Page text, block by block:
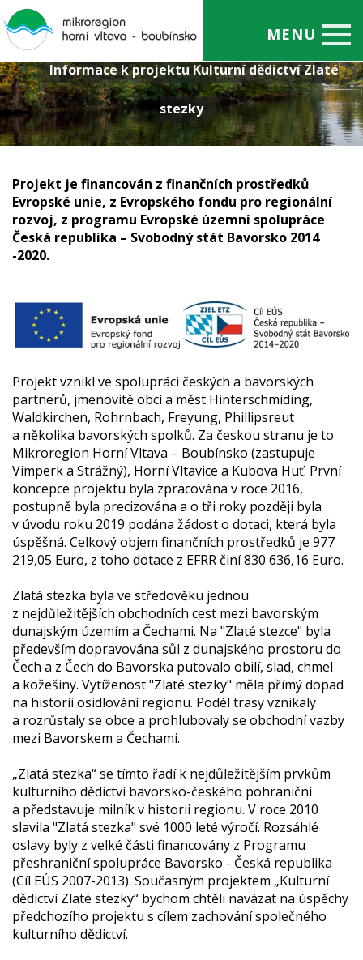
MENU
Úvod
O mikroregionu
Projekty
Obce
Administrativa
Aktuality
Informace k projektu Kulturní dědictví Zlaté
stezky
Projekt je financován z finančních prostředků
Evropské unie, z Evropského fondu pro regionální
rozvoj, z programu Evropské územní spolupráce
Česká republika – Svobodný stát Bavorsko 2014
-2020.
Projekt vznikl ve spolupráci českých a bavorských
partnerů, jmenovitě obcí a měst Hinterschmiding,
Waldkirchen, Rohrnbach, Freyung, Phillipsreut
a několika bavorských spolků. Za českou stranu je to
Mikroregion Horní Vltava – Boubínsko (zastupuje
Vimperk a Strážný), Horní Vltavice a Kubova Huť. První
koncepce projektu byla zpracována v roce 2016,
postupně byla precizována a o tři roky později byla
v úvodu roku 2019 podána žádost o dotaci, která byla
úspěšná. Celkový objem finančních prostředků je 977
219,05 Euro, z toho dotace z EFRR činí 830 636,16 Euro.
Zlatá stezka byla ve středověku jednou
z nejdůležitějších obchodních cest mezi bavorským
dunajským územím a Čechami. Na "Zlaté stezce" byla
především dopravována sůl z dunajského prostoru do
Čech a z Čech do Bavorska putovalo obilí, slad, chmel
a kožešiny. Vytíženost "Zlaté stezky" měla přímý dopad
na historii osidlování regionu. Podél trasy vznikaly
a rozrůstaly se obce a prohlubovaly se obchodní vazby
mezi Bavorskem a Čechami.
„Zlatá stezka“ se tímto řadí k nejdůležitějším prvkům
kulturního dědictví bavorsko-českého pohraniční
a představuje milník v historii regionu. V roce 2010
slavila "Zlatá stezka" své 1000 leté výročí. Rozsáhlé
oslavy byly z velké části financovány z Programu
přeshraniční spolupráce Bavorsko - Česká republika
(Cíl EÚS 2007-2013). Současným projektem „Kulturní
dědictví Zlaté stezky“ bychom chtěli navázat na úspěchy
předchozího projektu s cílem zachování společného
kulturního dědictví.